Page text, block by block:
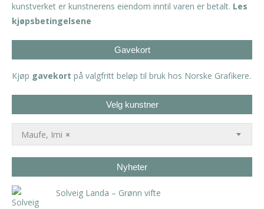
kunstverket er kunstnerens eiendom inntil varen er betalt. Les
kjøpsbetingelsene
Gavekort
Kjøp gavekort på valgfritt beløp til bruk hos Norske Grafikere.
Velg kunstner
×
Maufe, Imi
Nyheter
Solveig Landa – Grønn vifte